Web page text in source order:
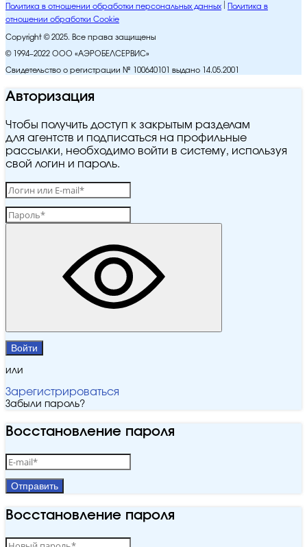
Политика в отношении обработки персональных данных
Политика в
отношении обработки Cookie
Copyright © 2025. Все права защищены
© 1994–2022 ООО «АЭРОБЕЛСЕРВИС»
Свидетельство о регистрации № 100640101 выдано 14.05.2001
Авторизация
Чтобы получить доступ к закрытым разделам
для агентств и подписаться на профильные
рассылки, необходимо войти в систему, используя
свой логин и пароль.
Войти
или
Зарегистрироваться
Забыли пароль?
Восстановление пароля
Отправить
Восстановление пароля